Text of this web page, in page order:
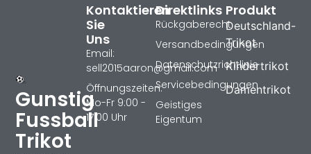
Gunstig
Fussball
Trikot
Produkt
Deutschland-
Trikot
Kindertrikot
Damentrikot
Direktlinks
Rückgaberecht
Versandbedingungen
Datenschutzrichtlinie
Servicebedingungen
Geistiges
Eigentum
Kontaktieren
Sie
Uns
Email:
sell2015aaron@gmail.com
Öffnungszeiten:
Mo-Fr 9:00 -
17:00 Uhr